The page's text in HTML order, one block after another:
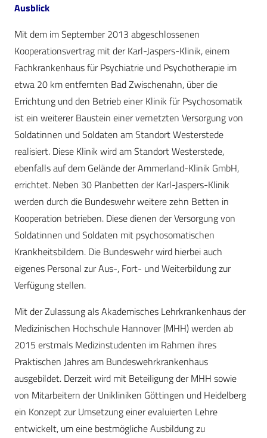
Ausblick
Mit dem im September 2013 abgeschlossenen
Kooperationsvertrag mit der Karl-Jaspers-Klinik, einem
Fachkrankenhaus für Psychiatrie und Psychotherapie im
etwa 20 km entfernten Bad Zwischenahn, über die
Errichtung und den Betrieb einer Klinik für Psychosomatik
ist ein weiterer Baustein einer vernetzten Versorgung von
Soldatinnen und Soldaten am Standort Westerstede
realisiert. Diese Klinik wird am Standort Westerstede,
ebenfalls auf dem Gelände der Ammerland-Klinik GmbH,
errichtet. Neben 30 Planbetten der Karl-Jaspers-Klinik
werden durch die Bundeswehr weitere zehn Betten in
Kooperation betrieben. Diese dienen der Versorgung von
Soldatinnen und Soldaten mit psychosomatischen
Krankheitsbildern. Die Bundeswehr wird hierbei auch
eigenes Personal zur Aus-, Fort- und Weiterbildung zur
Verfügung stellen.
Mit der Zulassung als Akademisches Lehrkrankenhaus der
Medizinischen Hochschule Hannover (MHH) werden ab
2015 erstmals Medizinstudenten im Rahmen ihres
Praktischen Jahres am Bundeswehrkrankenhaus
ausgebildet. Derzeit wird mit Beteiligung der MHH sowie
von Mitarbeitern der Unikliniken Göttingen und Heidelberg
ein Konzept zur Umsetzung einer evaluierten Lehre
entwickelt, um eine bestmögliche Ausbildung zu